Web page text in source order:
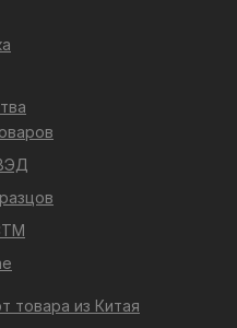
товара из Китая